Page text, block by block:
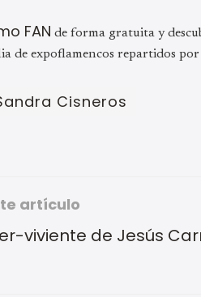
FAN de forma gratuita y
de expoflamencos repartidos
Cisneros
artículo
viviente de Jesús